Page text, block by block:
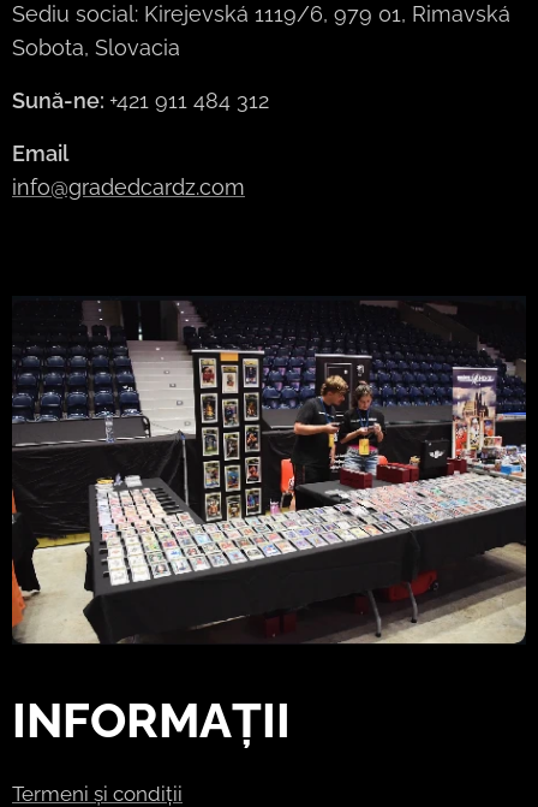
Sediu social: Kirejevská 1119/6, 979 01, Rimavská
Sobota, Slovacia
Sună-ne: +421 911 484 312
Email
info@gradedcardz.com
INFORMAȚII
Termeni și condiții